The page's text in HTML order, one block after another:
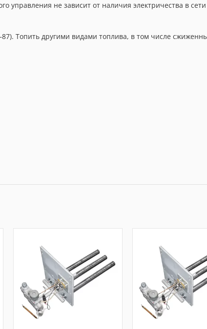
управления не зависит от наличия электричества в
Топить другими видами топлива, в том числе